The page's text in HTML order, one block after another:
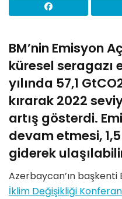
BM’nin Emisyon
küresel seragazı
yılında 57,1
kırarak 2022
artış gösterdi.
devam etmesi,
giderek
Azerbaycan’ın başkenti
İklim Değişikliği